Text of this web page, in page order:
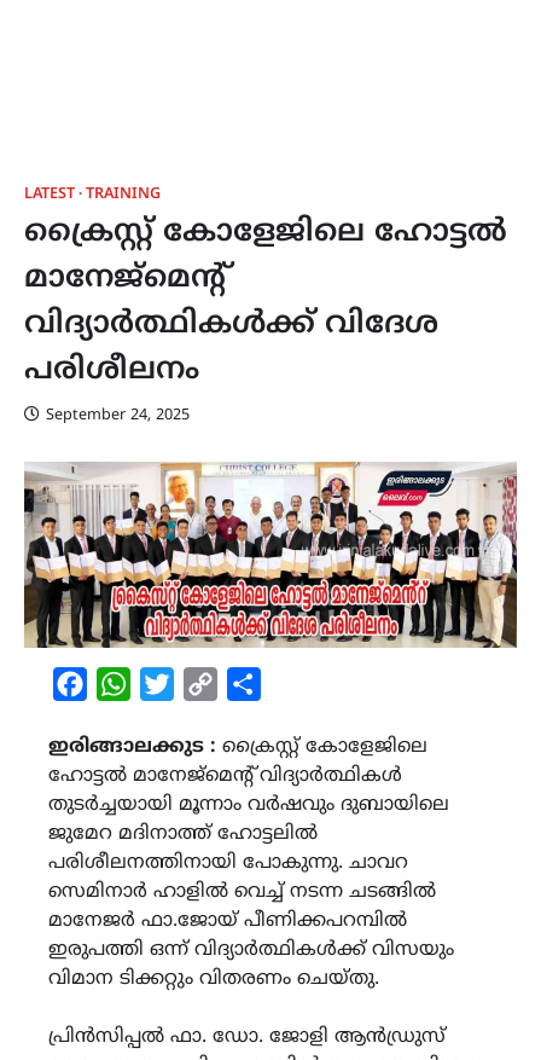
LATEST TRAINING
ക്രൈസ്റ്റ് കോളേജിലെ ഹോട്ടൽ
മാനേജ്മെൻ്റ്
വിദ്യാർത്ഥികൾക്ക് വിദേശ
പരിശീലനം
September 24, 2025
FacebookWhatsAppTwitterCopy
ഇരിങ്ങാലക്കുട : ക്രൈസ്റ്റ് കോളേജിലെ
ഹോട്ടൽ മാനേജ്മെന്റ് വിദ്യാർത്ഥികൾ
തുടർച്ചയായി മൂന്നാം വർഷവും ദുബായിലെ
ജുമേറ മദിനാത്ത് ഹോട്ടലിൽ
പരിശീലനത്തിനായി പോകുന്നു. ചാവറ
സെമിനാർ ഹാളിൽ വെച്ച് നടന്ന ചടങ്ങിൽ
മാനേജർ ഫാ.ജോയ് പീണിക്കപറമ്പിൽ
ഇരുപത്തി ഒന്ന് വിദ്യാർത്ഥികൾക്ക് വിസയും
വിമാന ടിക്കറ്റും വിതരണം ചെയ്തു.
പ്രിൻസിപ്പൽ ഫാ. ഡോ. ജോളി ആൻഡ്രുസ്